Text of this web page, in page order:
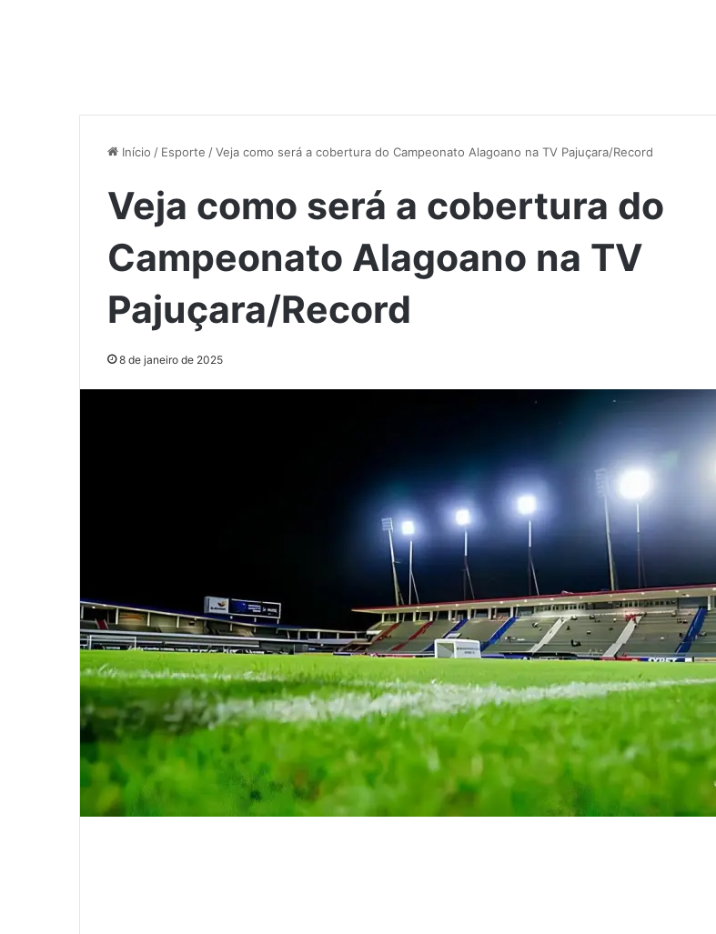
Início / Esporte /Veja como será a cobertura do Campeonato Alagoano na TV Pajuçara/Record
Veja como será a cobertura do
Campeonato Alagoano na TV
Pajuçara/Record
8 de janeiro de 2025